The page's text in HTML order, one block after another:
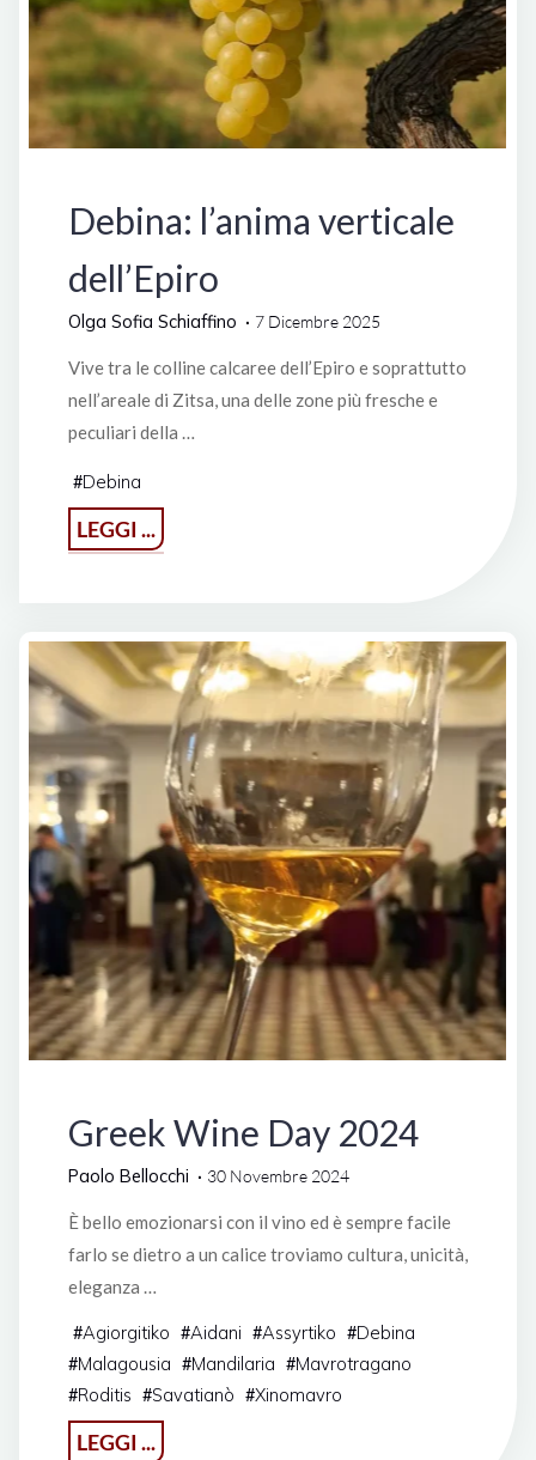
Debina: l’anima verticale
dell’Epiro
Olga Sofia Schiaffino 7 Dicembre 2025
Vive tra le colline calcaree dell’Epiro e soprattutto
nell’areale di Zitsa, una delle zone più fresche e
peculiari della …
#Debina
LEGGI ...
l’anima
Greek Wine Day 2024
Paolo Bellocchi 30 Novembre 2024
È bello emozionarsi con il vino ed è sempre facile
farlo se dietro a un calice troviamo cultura, unicità,
eleganza …
#Agiorgitiko #Aidani #Assyrtiko #Debina
#Malagousia #Mandilaria #Mavrotragano
#Roditis #Savatianò #Xinomavro
LEGGI ...